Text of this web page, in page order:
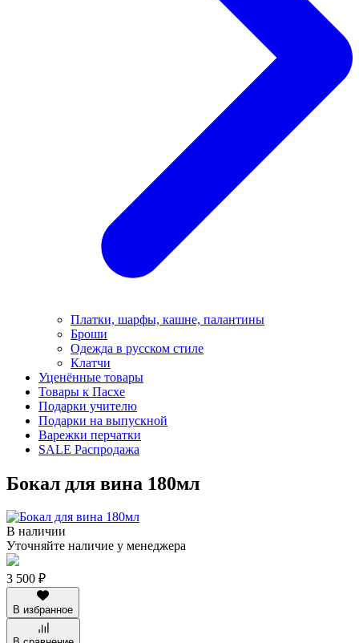
Платки, шарфы, кашне, палантины
Броши
Одежда в русском стиле
Клатчи
Уценённые товары
Товары к Пасхе
Подарки учителю
Подарки на выпускной
Варежки перчатки
SALE Распродажа
Бокал для вина 180мл
В наличии
Уточняйте наличие у менеджера
3 500 ₽
В избранное